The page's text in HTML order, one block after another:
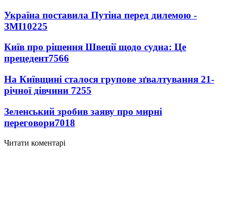
Україна поставила Путіна перед дилемою -
ЗМІ10225
Київ про рішення Швеції щодо судна: Це
прецедент7566
На Київщині сталося групове зґвалтування 21-
річної дівчини 7255
Зеленський зробив заяву про мирні
переговори7018
Читати коментарі